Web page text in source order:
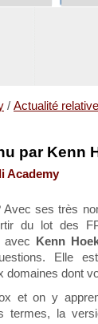
/ Actualité relative
par Kenn
Academy
Avec ses très
du lot des
avec Kenn
Elle
domaines dont
et on y
termes, la